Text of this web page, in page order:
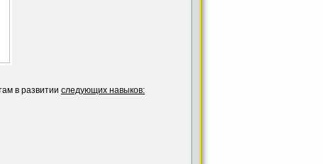
в развитии следующих навыков: